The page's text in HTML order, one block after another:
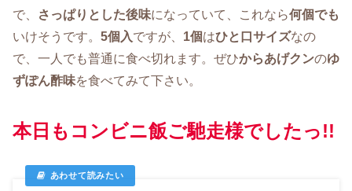
で、
さっぱりとした後味になっていて、これなら何個でも
いけそうです。 5個入ですが、 1個はひと口サイズなの
で、一人でも普通に食べ切れます。ぜひからあげクンのゆ
ずぽん酢味を食べてみて下さい。
本日もコンビニ飯ご馳走様でしたっ!!